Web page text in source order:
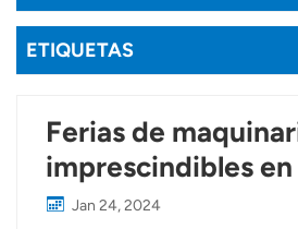
Tiếng Việt
ETIQUETAS
Ferias de
imprescindibles
Jan 24, 2024